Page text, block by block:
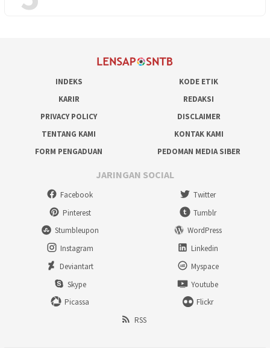
INDEKS
KODE ETIK
KARIR
REDAKSI
PRIVACY POLICY
DISCLAIMER
TENTANG KAMI
KONTAK KAMI
FORM PENGADUAN
PEDOMAN MEDIA SIBER
JARINGAN SOCIAL
Facebook
Twitter
Pinterest
Tumblr
Stumbleupon
WordPress
Instagram
Linkedin
Deviantart
Myspace
Skype
Youtube
Picassa
Flickr
RSS